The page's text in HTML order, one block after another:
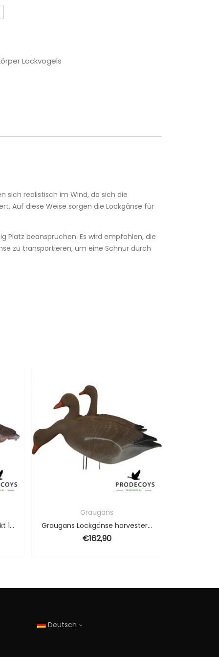
Lockvogels
sich realistisch im Wind, da sich die
Auf diese Weise sorgen die Lockgänse für
Platz beanspruchen. Es wird empfohlen, die
zu transportieren, um eine Schnur durch
Graugans Lockgänse beflockt 12 Stück Vollkörper
Graugans
Graugans Lockgänse harvester pack 12 Stück
€162,90
Deutsch